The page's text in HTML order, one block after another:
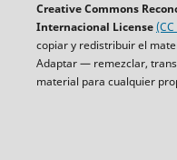
Creative Commons
Internacional License
copiar y redistribuir el
Adaptar — remezclar,
material para cualquier